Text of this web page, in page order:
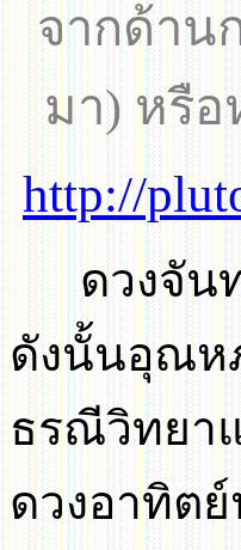
จากด้าน
มา) หรื
http://
ดวงจัน
ดังนั้นอุณห
ธรณีวิทยา
ดวงอาทิต